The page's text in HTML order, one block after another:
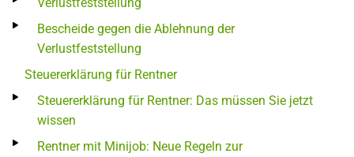
Bescheide gegen die Ablehnung der
Verlustfeststellung
Steuererklärung für Rentner
Steuererklärung für Rentner: Das müssen Sie jetzt
wissen
Rentner mit Minijob: Neue Regeln zur